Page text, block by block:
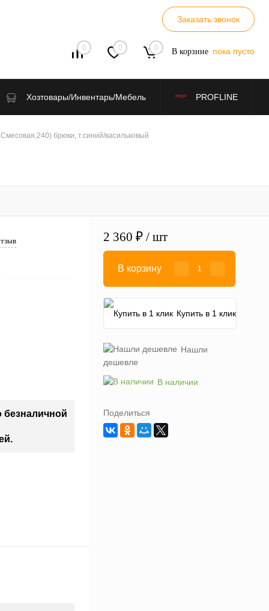
Заказать звонок
0 0 0 В корзине пока пусто
Хозтовары/Инвентарь/Мебель PROFLINE
брюки, т.синий/васильковый
безналичной
2 360 ₽ / шт
В корзину
Купить в 1 клик
Нашли
дешевле
В наличии
Поделиться